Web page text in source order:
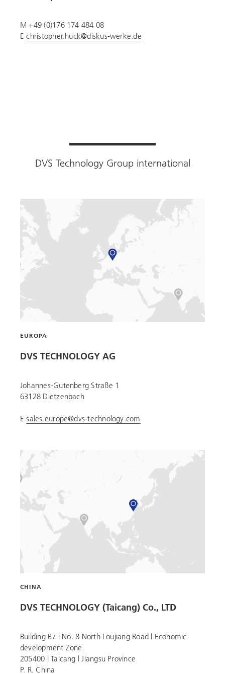
M +49 (0)176 174 484 08
Echristopher.huck@diskus-werke.de
DVS Technology Group international
EUROPA
DVS TECHNOLOGY AG
Johannes-Gutenberg Straße 1
63128 Dietzenbach
Esales.europe@dvs-technology.com
CHINA
DVS TECHNOLOGY (Taicang) Co., LTD
Building B7 l No. 8 North Loujiang Road l Economic
development Zone
205400 l Taicang l Jiangsu Province
P. R. China